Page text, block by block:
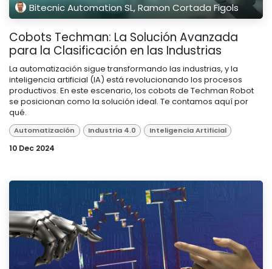
Bitecnic Automation SL, Ramon Cortada Figols
Cobots Techman: La Solución Avanzada
para la Clasificación en las Industrias
La automatización sigue transformando las industrias, y la
inteligencia artificial (IA) está revolucionando los procesos
productivos. En este escenario, los cobots de Techman Robot
se posicionan como la solución ideal. Te contamos aquí por
qué.
Automatización Industria 4.0 Inteligencia Artificial
10 Dec 2024